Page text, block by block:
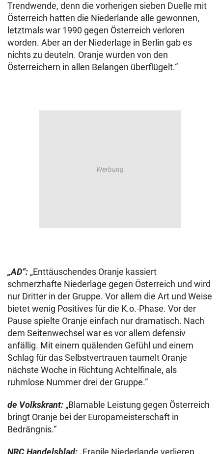
Trendwende, denn die vorherigen sieben Duelle mit
Österreich hatten die Niederlande alle gewonnen,
letztmals war 1990 gegen Österreich verloren
worden. Aber an der Niederlage in Berlin gab es
nichts zu deuteln. Oranje wurden von den
Österreichern in allen Belangen überflügelt.“
„AD“: „Enttäuschendes Oranje kassiert
schmerzhafte Niederlage gegen Österreich und wird
nur Dritter in der Gruppe. Vor allem die Art und Weise
bietet wenig Positives für die K.o.-Phase. Vor der
Pause spielte Oranje einfach nur dramatisch. Nach
dem Seitenwechsel war es vor allem defensiv
anfällig. Mit einem quälenden Gefühl und einem
Schlag für das Selbstvertrauen taumelt Oranje
nächste Woche in Richtung Achtelfinale, als
ruhmlose Nummer drei der Gruppe.“
de Volkskrant: „Blamable Leistung gegen Österreich
bringt Oranje bei der Europameisterschaft in
Bedrängnis.“